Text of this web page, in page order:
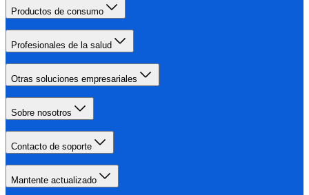
Productos de consumo
Profesionales de la salud
Otras soluciones empresariales
Sobre nosotros
Contacto de soporte
Mantente actualizado